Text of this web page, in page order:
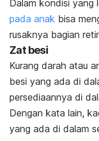
Dalam kondisi yang
pada anak bisa
rusaknya bagian
Zat besi
Kurang darah atau
besi yang ada di
persediaannya di
Dengan kata lain,
yang ada di dalam